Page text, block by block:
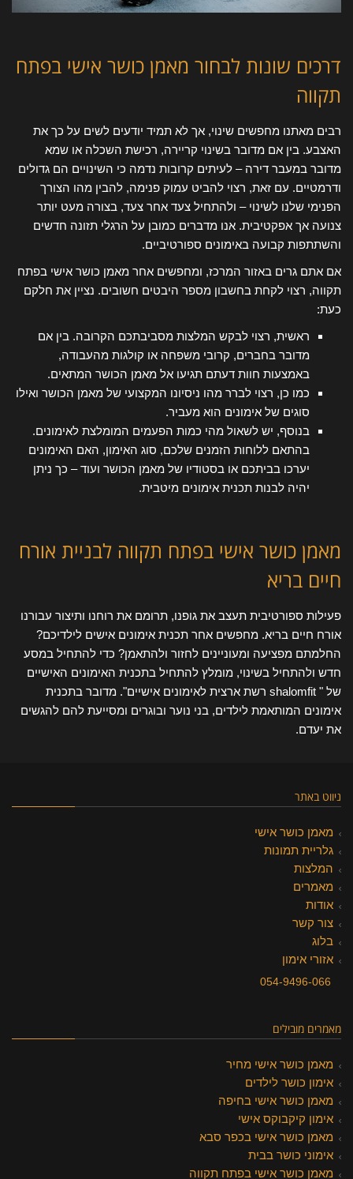
דרכים שונות לבחור מאמן כושר אישי בפתח
תקווה
רבים מאתנו מחפשים שינוי, אך לא תמיד יודעים לשים על כך את
האצבע. בין אם מדובר בשינוי קריירה, רכישת השכלה או שמא
מדובר במעבר דירה – לעיתים קרובות נדמה כי השינויים הם גדולים
ודרמטיים. עם זאת, רצוי להביט עמוק פנימה, להבין מהו הצורך
הפנימי שלנו לשינוי – ולהתחיל צעד אחר צעד, בצורה מעט יותר
צנועה אך אפקטיבית. אנו מדברים כמובן על הרגלי תזונה חדשים
והשתתפות קבועה באימונים ספורטיביים.
אם אתם גרים באזור המרכז, ומחפשים אחר מאמן כושר אישי בפתח
תקווה, רצוי לקחת בחשבון מספר היבטים חשובים. נציין את חלקם
כעת:
ראשית, רצוי לבקש המלצות מסביבתכם הקרובה. בין אם
מדובר בחברים, קרובי משפחה או קולגות מהעבודה,
באמצעות חוות דעתם תגיעו אל מאמן הכושר המתאים.
כמו כן, רצוי לברר מהו ניסיונו המקצועי של מאמן הכושר ואילו
סוגים של אימונים הוא מעביר.
בנוסף, יש לשאול מהי כמות הפעמים המומלצת לאימונים.
בהתאם ללוחות הזמנים שלכם, סוג האימון, האם האימונים
יערכו בביתכם או בסטודיו של מאמן הכושר ועוד – כך ניתן
יהיה לבנות תכנית אימונים מיטבית.
מאמן כושר אישי בפתח תקווה לבניית אורח
חיים בריא
פעילות ספורטיבית תעצב את גופנו, תרומם את רוחנו ותיצור עבורנו
אורח חיים בריא. מחפשים אחר תכנית אימונים אישים לילדיכם?
החלמתם מפציעה ומעוניינים לחזור ולהתאמן? כדי להתחיל במסע
חדש ולהתחיל בשינוי, מומלץ להתחיל בתכנית האימונים האישיים
של " shalomfit רשת ארצית לאימונים אישיים". מדובר בתכנית
אימונים המותאמת לילדים, בני נוער ובוגרים ומסייעת להם להגשים
את יעדם.
ניווט באתר
מאמן כושר אישי
גלריית תמונות
המלצות
מאמרים
אודות
צור קשר
בלוג
אזורי אימון
054-9496-066
מאמרים מובילים
מאמן כושר אישי מחיר
אימון כושר לילדים
מאמן כושר אישי בחיפה
אימון קיקבוקס אישי
מאמן כושר אישי בכפר סבא
אימוני כושר בבית
מאמן כושר אישי בפתח תקווה